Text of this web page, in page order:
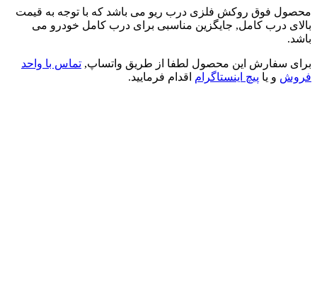
محصول فوق روکش فلزی درب ریو می باشد که با توجه به قیمت
بالای درب کامل, جایگزین مناسبی برای درب کامل خودرو می
باشد.
برای سفارش این محصول لطفا از طریق واتساپ, تماس با واحد
فروش و یا پیچ اینستاگرام اقدام فرمایید.